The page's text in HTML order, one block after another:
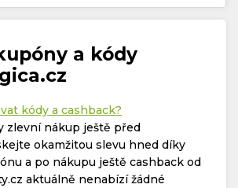
a kódy
kódy a cashback?
zlevní nákup ještě před
okamžitou slevu hned díky
a po nákupu ještě cashback od
aktuálně nenabízí žádné